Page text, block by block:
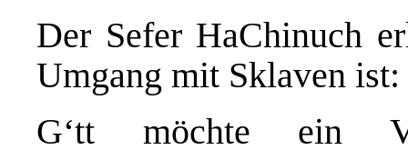
Der Sefer HaChinuch
Umgang mit Sklaven ist:
G‘tt möchte ein